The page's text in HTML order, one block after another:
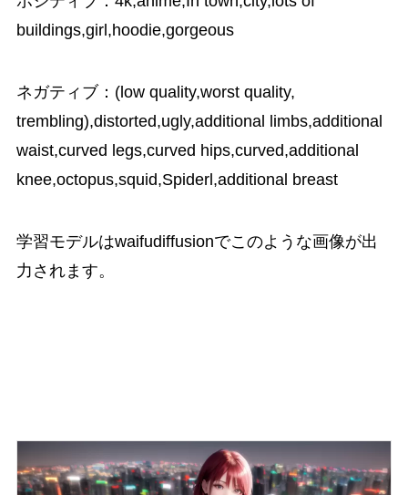
buildings,girl,hoodie,gorgeous
ネガティブ：(low quality,worst quality,
trembling),distorted,ugly,additional limbs,additional
waist,curved legs,curved hips,curved,additional
knee,octopus,squid,Spiderl,additional breast
学習モデルはwaifudiffusionでこのような画像が出
力されます。